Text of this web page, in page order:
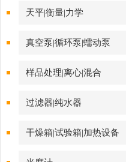
天平|衡量|力学
真空泵|循环泵|蠕动泵
样品处理|离心|混合
过滤器|纯水器
干燥箱|试验箱|加热设备